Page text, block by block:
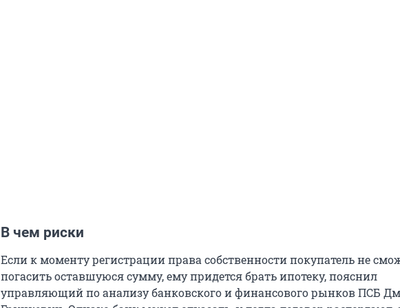
В чем риски
Если к моменту регистрации права собственности покупатель не
погасить оставшуюся сумму, ему придется брать ипотеку, пояснил
управляющий по анализу банковского и финансового рынков ПСБ